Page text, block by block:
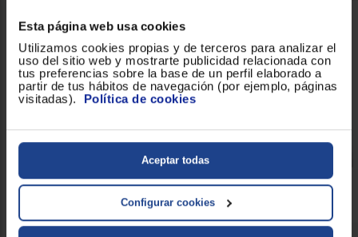
Esta página web usa cookies
Utilizamos cookies propias y de terceros para analizar el
uso del sitio web y mostrarte publicidad relacionada con
tus preferencias sobre la base de un perfil elaborado a
partir de tus hábitos de navegación (por ejemplo, páginas
visitadas). Política de cookies
Aceptar todas
Configurar cookies